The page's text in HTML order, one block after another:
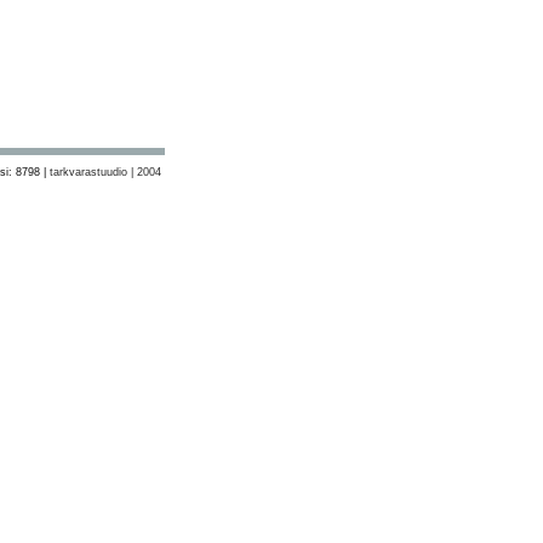
8798 | tarkvarastuudio | 2004